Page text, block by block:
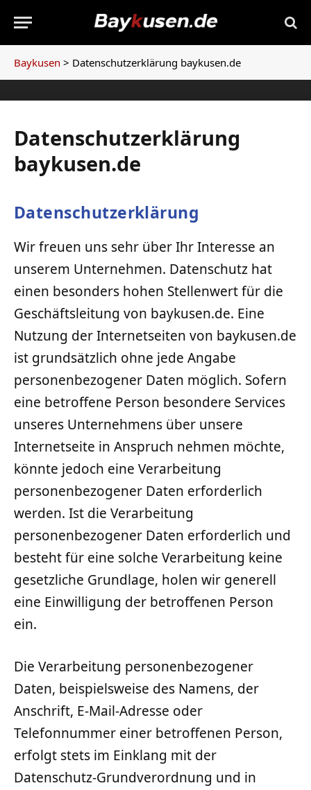
Baykusen > Datenschutzerklärung baykusen.de
Datenschutzerklärung
baykusen.de
Datenschutzerklärung
Wir freuen uns sehr über Ihr Interesse an
unserem Unternehmen. Datenschutz hat
einen besonders hohen Stellenwert für die
Geschäftsleitung von baykusen.de. Eine
Nutzung der Internetseiten von baykusen.de
ist grundsätzlich ohne jede Angabe
personenbezogener Daten möglich. Sofern
eine betroffene Person besondere Services
unseres Unternehmens über unsere
Internetseite in Anspruch nehmen möchte,
könnte jedoch eine Verarbeitung
personenbezogener Daten erforderlich
werden. Ist die Verarbeitung
personenbezogener Daten erforderlich und
besteht für eine solche Verarbeitung keine
gesetzliche Grundlage, holen wir generell
eine Einwilligung der betroffenen Person
ein.
Die Verarbeitung personenbezogener
Daten, beispielsweise des Namens, der
Anschrift, E-Mail-Adresse oder
Telefonnummer einer betroffenen Person,
erfolgt stets im Einklang mit der
Datenschutz-Grundverordnung und in